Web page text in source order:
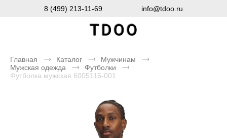
8 (499) 213-11-69 info@tdoo.ru
Главная Каталог
Мужчинам
Мужская одежда
Футболки
Футболка мужская 6005116-001